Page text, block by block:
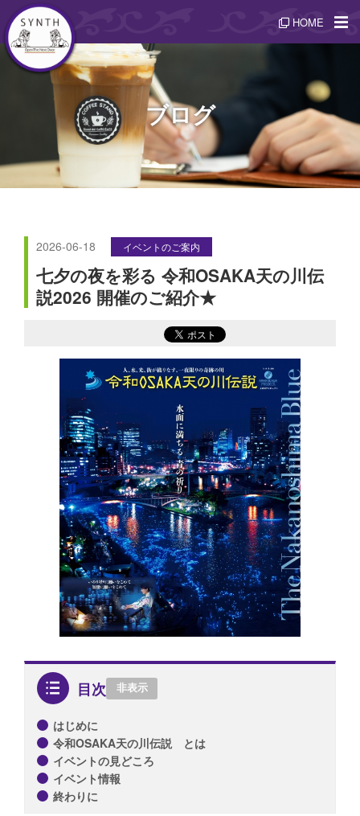
HOME
ブログ
2026-06-18 イベントのご案内
七夕の夜を彩る 令和OSAKA天の川伝
説2026 開催のご紹介★
目次 非表示
はじめに
令和OSAKA天の川伝説 とは
イベントの見どころ
イベント情報
終わりに